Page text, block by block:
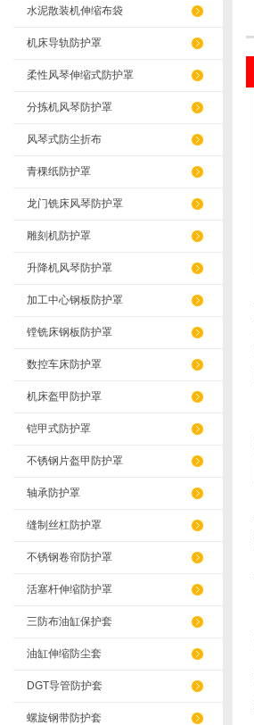
水泥散装机伸缩布袋
机床导轨防护罩
柔性风琴伸缩式防护罩
分拣机风琴防护罩
风琴式防尘折布
青稞纸防护罩
龙门铣床风琴防护罩
雕刻机防护罩
升降机风琴防护罩
加工中心钢板防护罩
镗铣床钢板防护罩
数控车床防护罩
机床盔甲防护罩
铠甲式防护罩
不锈钢片盔甲防护罩
轴承防护罩
缝制丝杠防护罩
不锈钢卷帘防护罩
活塞杆伸缩防护罩
三防布油缸保护套
油缸伸缩防尘套
DGT导管防护套
螺旋钢带防护套